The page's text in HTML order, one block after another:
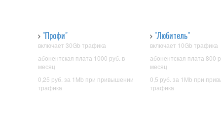
"Профи"
включает 30Gb трафика
абонентская плата 1000 руб. в
месяц
0,25 руб. за 1Mb при привышении
трафика
"Любитель"
включает 10Gb трафика
абонентская плата 800
месяц
0,5 руб. за 1Mb при
трафика